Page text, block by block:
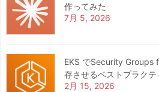
作ってみた
7月 5, 2026
EKS でSecurity
存させるベストプラクテ
2月 15, 2026